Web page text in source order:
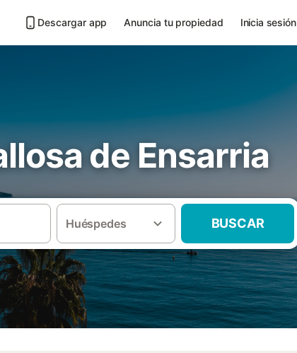
Descargar app Anuncia tu propiedad Inicia sesión
de Ensarria
Huéspedes BUSCAR